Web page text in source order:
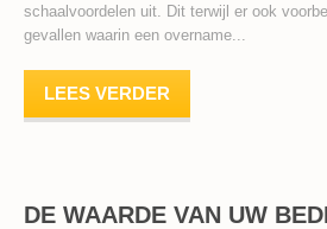
schaalvoordelen uit. Dit terwijl er ook
gevallen waarin een overname...
LEES VERDER
DE WAARDE VAN UW